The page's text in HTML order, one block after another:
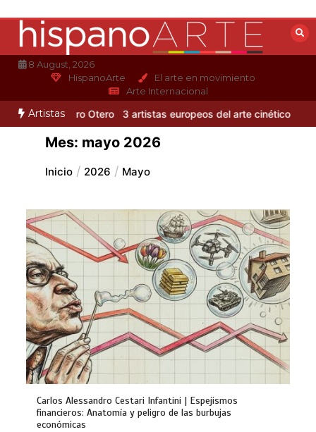
contenido
8 August, 2026
HispanoArte
El arte en movimiento
Arte Internacional
Artistas
de Alejandro Otero 3 artistas europeos del arte cinético Albert
Mes: mayo 2026
Inicio 2026 Mayo
Carlos Alessandro Cestari Infantini | Espejismos
financieros: Anatomía y peligro de las burbujas
económicas